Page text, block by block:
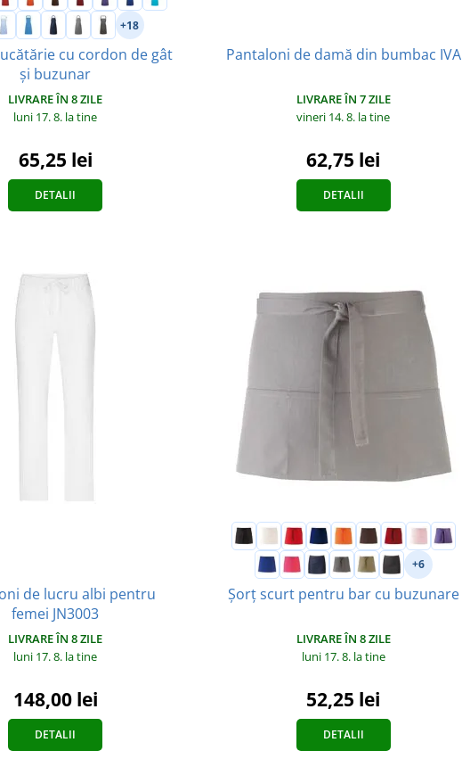
+18
cu cordon de gât
și buzunar
LIVRARE ÎN 8 ZILE
luni 17. 8. la tine
65,25 lei
DETALII
Pantaloni de damă din bumbac IVA
LIVRARE ÎN 7 ZILE
vineri 14. 8. la tine
62,75 lei
DETALII
de lucru albi pentru
femei JN3003
LIVRARE ÎN 8 ZILE
luni 17. 8. la tine
148,00 lei
DETALII
+6
Șorț scurt pentru bar cu buzunare
LIVRARE ÎN 8 ZILE
luni 17. 8. la tine
52,25 lei
DETALII